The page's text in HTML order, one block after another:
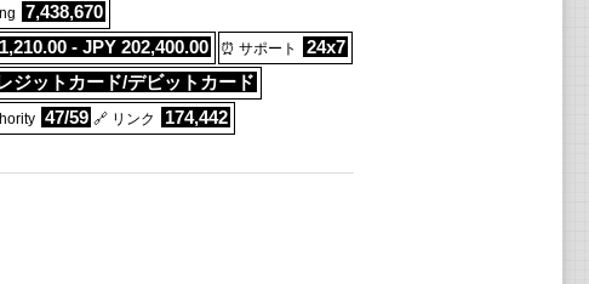
7,438,670
- JPY 202,400.00 ⏰ サポート 24x7
ジットカード/デビットカード
47/59 🔗 リンク 174,442